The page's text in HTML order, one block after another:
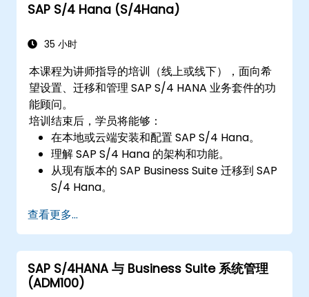
SAP S/4 Hana (S/4Hana)
35 小时
本课程为讲师指导的培训（线上或线下），面向希
望设置、迁移和管理 SAP S/4 HANA 业务套件的功
能顾问。
培训结束后，学员将能够：
在本地或云端安装和配置 SAP S/4 Hana。
理解 SAP S/4 Hana 的架构和功能。
从现有版本的 SAP Business Suite 迁移到 SAP
S/4 Hana。
使用 SAP Fiori 提高 SAP 应用程序的移动性。
测试、调试并将 SAP S/4 Hana 部署到生产环
境。
探索如何将 SAP S/4 与 SAP S/4 Cloud 集
成，以提供全面的企业解决方案。
查看更多...
SAP S/4HANA 与 Business Suite 系统管理
(ADM100)